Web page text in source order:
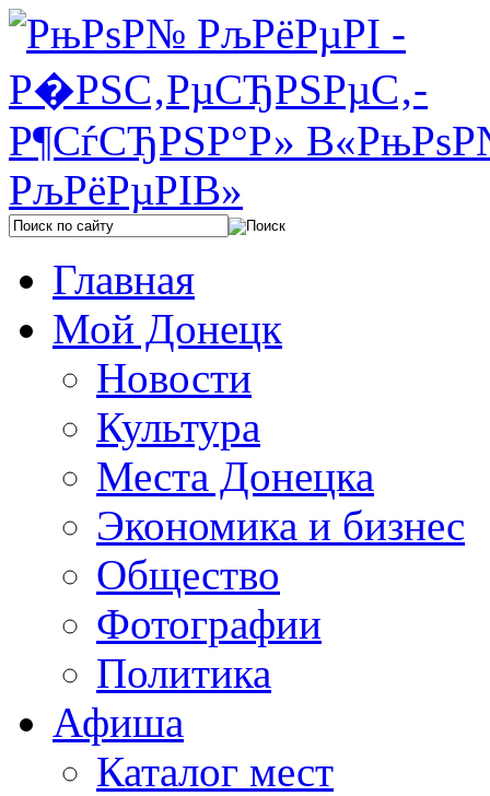
Главная
Мой Донецк
Новости
Культура
Места Донецка
Экономика и бизнес
Общество
Фотографии
Политика
Афиша
Каталог мест